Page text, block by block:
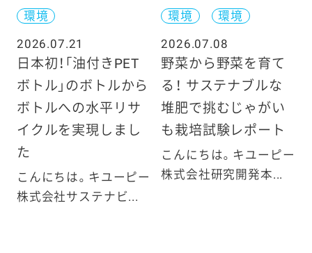
環境
2026.07.21
日本初！「油付きPET
ボトル」のボトルから
ボトルへの水平リサ
イクルを実現しまし
た
こんにちは。キユーピー
株式会社サステナビ...
環境
環境
2026.07.08
野菜から野菜を育て
る！ サステナブルな
堆肥で挑むじゃがい
も栽培試験レポート
こんにちは。キユーピー
株式会社研究開発本...